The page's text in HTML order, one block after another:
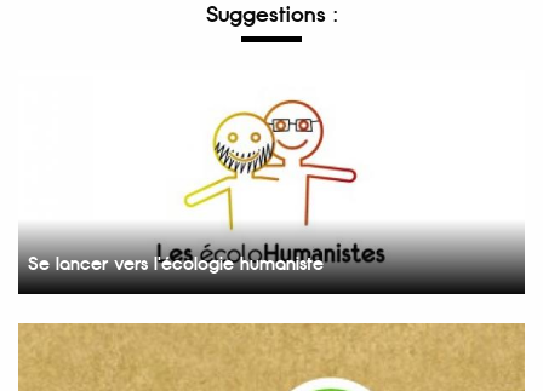
Suggestions :
Se lancer vers l'écologie humaniste